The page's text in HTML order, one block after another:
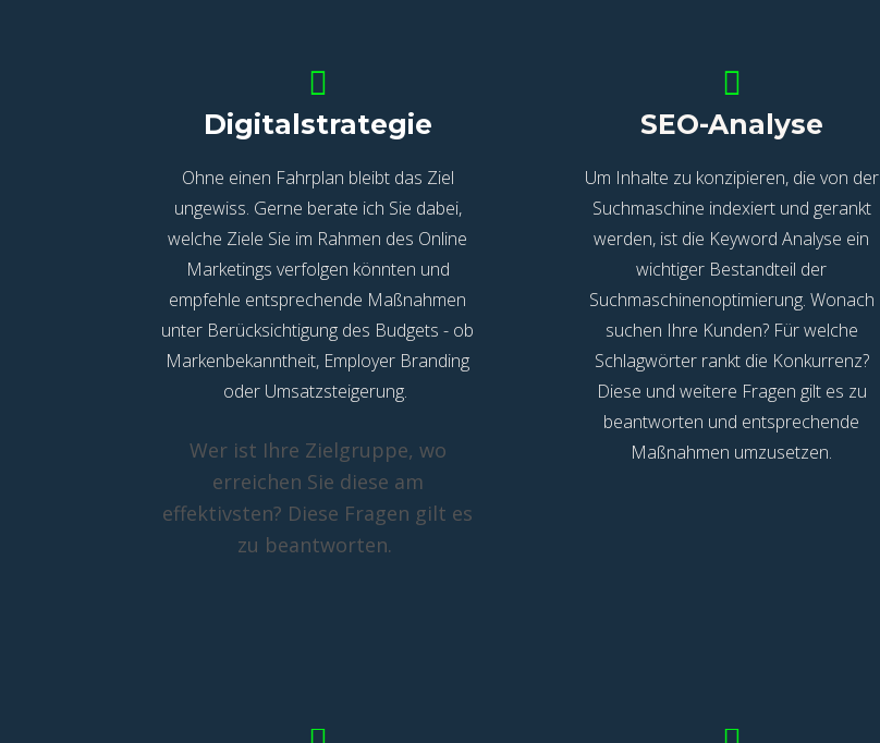
Digitalstrategie
Ohne einen Fahrplan bleibt das Ziel
ungewiss. Gerne berate ich Sie dabei,
welche Ziele Sie im Rahmen des Online
Marketings verfolgen könnten und
empfehle entsprechende Maßnahmen
unter Berücksichtigung des Budgets - ob
Markenbekanntheit, Employer Branding
oder Umsatzsteigerung.
Wer ist Ihre Zielgruppe, wo
erreichen Sie diese am
effektivsten? Diese Fragen gilt es
zu beantworten.
SEO-Analyse
Um Inhalte zu konzipieren, die von der
Suchmaschine indexiert und gerankt
werden, ist die Keyword Analyse ein
wichtiger Bestandteil der
Suchmaschinenoptimierung. Wonach
suchen Ihre Kunden? Für welche
Schlagwörter rankt die Konkurrenz?
Diese und weitere Fragen gilt es zu
beantworten und entsprechende
Maßnahmen umzusetzen.